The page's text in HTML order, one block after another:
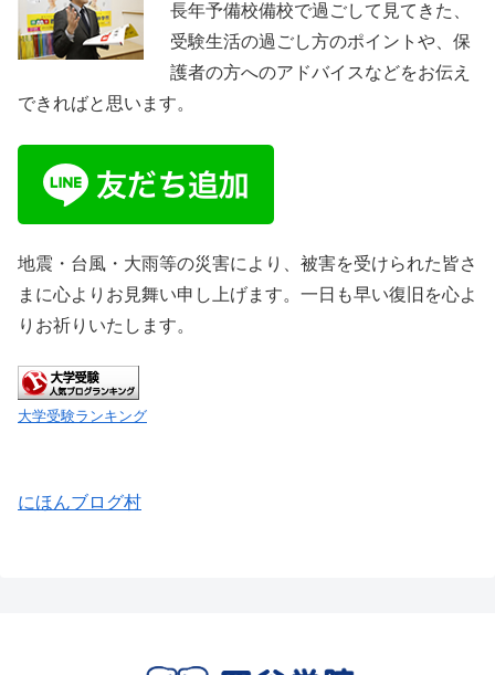
長年予備校備校で過ごして見てきた、
受験生活の過ごし方のポイントや、保
護者の方へのアドバイスなどをお伝え
できればと思います。
地震・台風・大雨等の災害により、被害を受けられた皆さ
まに心よりお見舞い申し上げます。一日も早い復旧を心よ
りお祈りいたします。
大学受験ランキング
にほんブログ村